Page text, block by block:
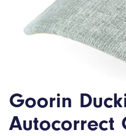
Goorin
Autocorrect